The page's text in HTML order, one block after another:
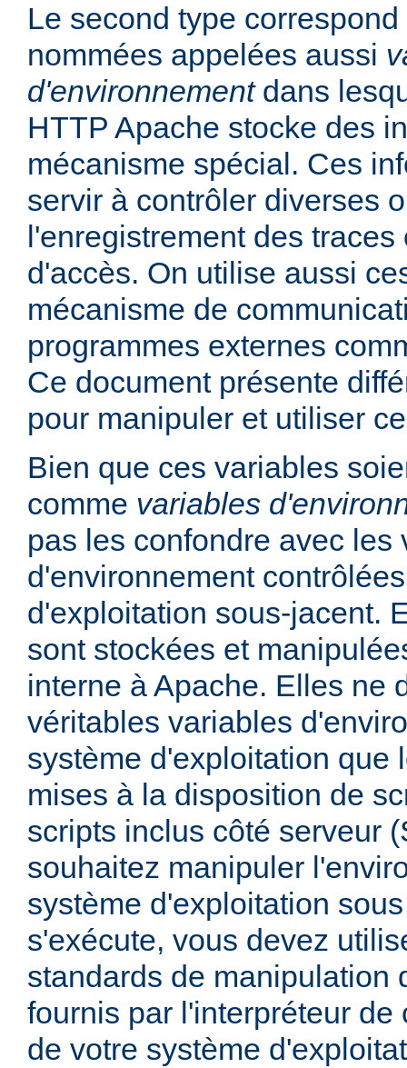
Le second type
nommées appelées aussi
d'environnementdans
HTTP Apache stocke des
mécanisme spécial. Ces
servir à contrôler diverses
l'enregistrement des traces
d'accès. On utilise aussi
mécanisme de
programmes externes
Ce document présente
pour manipuler et utiliser
Bien que ces variables
comme variables
pas les confondre avec les
d'environnement
d'exploitation sous-jacent.
sont stockées et
interne à Apache. Elles ne
véritables variables
système d'exploitation que
mises à la disposition de
scripts inclus côté serveur
souhaitez manipuler
système d'exploitation
s'exécute, vous devez
standards de manipulation
fournis par l'interpréteur de
de votre système